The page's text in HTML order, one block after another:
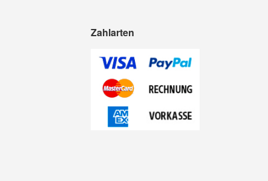
Zahlarten